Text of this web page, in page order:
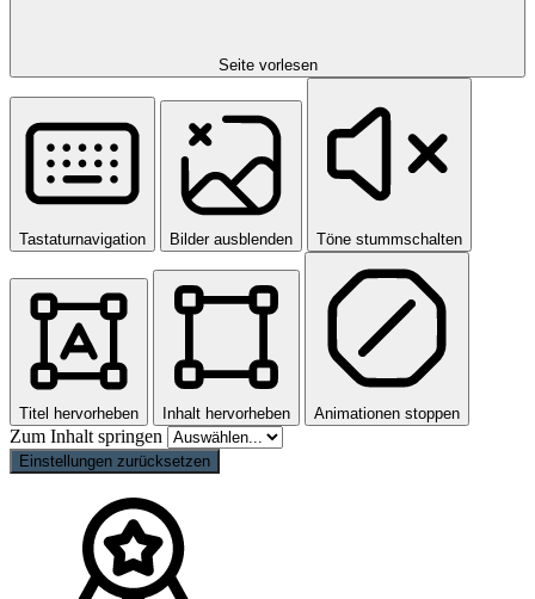
Seite vorlesen
Tastaturnavigation Bilder ausblenden Töne stummschalten
Titel hervorheben Inhalt hervorheben Animationen stoppen
Zum Inhalt springen
Einstellungen zurücksetzen